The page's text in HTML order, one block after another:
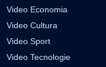
Video Economia
Video Cultura
Video Sport
Video Tecnologie